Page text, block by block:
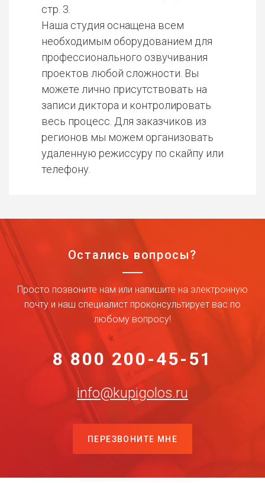
стр. 3.
Наша студия оснащена всем
необходимым оборудованием для
профессионального озвучивания
проектов любой сложности. Вы
можете лично присутствовать на
записи диктора и контролировать
весь процесс. Для заказчиков из
регионов мы можем организовать
удаленную режиссуру по скайпу или
телефону.
Остались вопросы?
Просто позвоните нам или напишите на электронную
почту и наш специалист проконсультирует вас по
любому вопросу!
8 800 200-45-51
info@kupigolos.ru
ПЕРЕЗВОНИТЕ МНЕ